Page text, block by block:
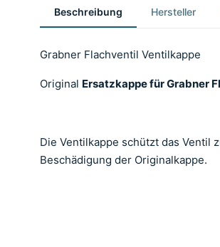
Beschreibung Hersteller
Grabner Flachventil Ventilkappe
Original Ersatzkappe für Grabner
Die Ventilkappe schützt das Ventil
Beschädigung der Originalkappe.